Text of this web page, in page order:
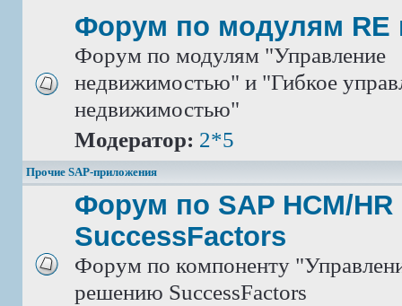
Форум по модулям RE
Форум по модулям "Управление
недвижимостью" и "Гибкое
недвижимостью"
Модератор: 2*5
Прочие SAP-приложения
Форум по SAP HCM/HR
SuccessFactors
Форум по компоненту
решению SuccessFactors